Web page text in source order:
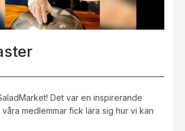
Det var en inspirerande
medlemmar fick lära sig hur vi kan